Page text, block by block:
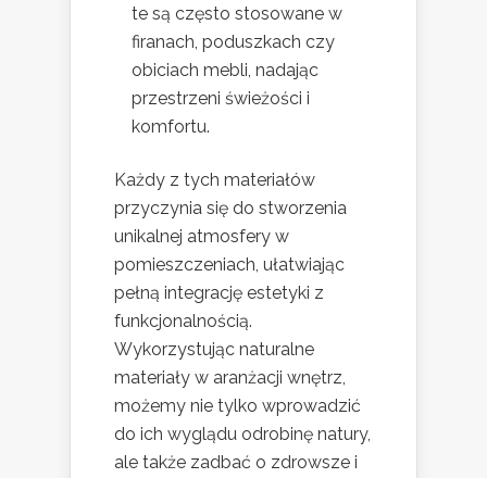
te są często stosowane w
firanach, poduszkach czy
obiciach mebli, nadając
przestrzeni świeżości i
komfortu.
Każdy z tych materiałów
przyczynia się do stworzenia
unikalnej atmosfery w
pomieszczeniach, ułatwiając
pełną integrację estetyki z
funkcjonalnością.
Wykorzystując naturalne
materiały w aranżacji wnętrz,
możemy nie tylko wprowadzić
do ich wyglądu odrobinę natury,
ale także zadbać o zdrowsze i